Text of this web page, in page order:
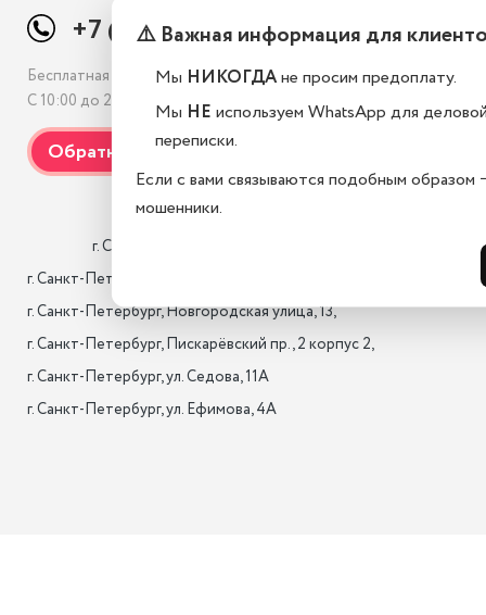
+7 (812) 507-69-38
Бесплатная консультация
С 10:00 до 21:00, без выходных
г. Санкт-Петербург, 17-я лин. B.O., 22,
г. Санкт-Петербург, Новгородская улица, 13,
г. Санкт-Петербург, Пискарёвский пр., 2 корпус 2,
г. Санкт-Петербург, ул. Седова, 11А
г. Санкт-Петербург, ул. Ефимова, 4А
⚠️ Важная информация для
Мы НИКОГДАне просим предоплату.
Мы НЕ используем WhatsApp для
переписки.
Если с вами связываются подобным образом
мошенники.